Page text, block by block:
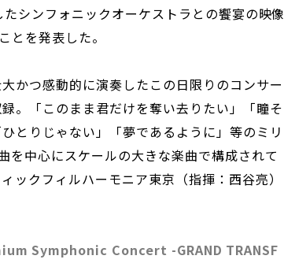
シンフォニックオーケストラとの饗宴の映像
とを発表した。
かつ感動的に演奏したこの日限りのコンサー
。「このまま君だけを奪い去りたい」「瞳そ
とりじゃない」「夢であるように」等のミリ
を中心にスケールの大きな楽曲で構成されて
ックフィルハーモニア東京（指揮：西谷亮）
Symphonic Concert -GRAND TRANSF